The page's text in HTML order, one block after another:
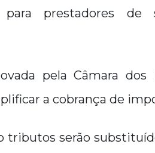
para prestadores
pela Câmara
a cobrança de
tributos serão